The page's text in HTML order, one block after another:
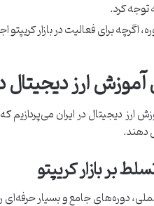
توجه کرد.
اگرچه برای فعالیت در بازار
ارز دیجیتال
ارز دیجیتال در ایران
دهند.
بر بازار کریپتو
دوره‌های جامع و بسیار حرفه‌ای